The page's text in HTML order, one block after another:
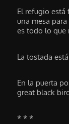
El refugio
una mesa
es todo lo que
La tostada
En la puerta
great black
* * *